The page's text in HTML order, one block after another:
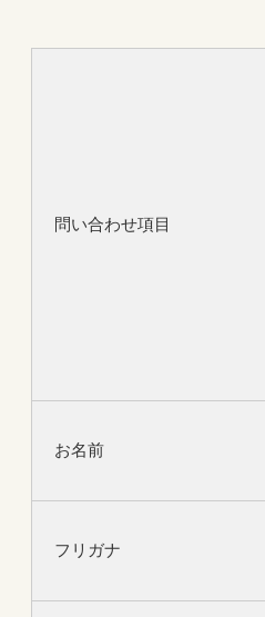
問い合わせ項目
お名前
フリガナ